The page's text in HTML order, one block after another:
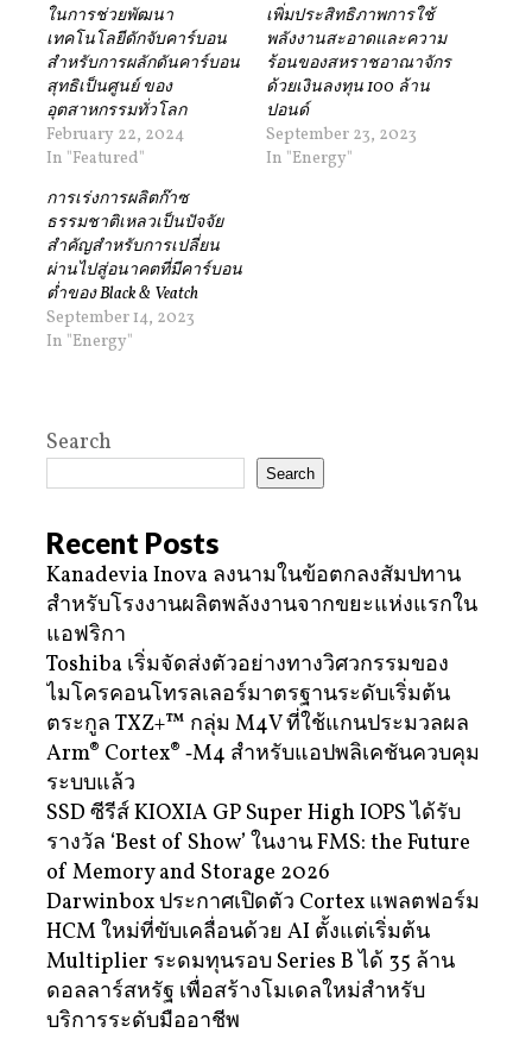
ในการช่วยพัฒนา
เทคโนโลยีดักจับคาร์บอน
สำหรับการผลักดันคาร์บอน
สุทธิเป็นศูนย์ ของ
อุตสาหกรรมทั่วโลก
February 22, 2024
In "Featured"
เพิ่มประสิทธิภาพการใช้
พลังงานสะอาดและความ
ร้อนของสหราชอาณาจักร
ด้วยเงินลงทุน 100 ล้าน
ปอนด์
September 23, 2023
In "Energy"
การเร่งการผลิตก๊าซ
ธรรมชาติเหลวเป็นปัจจัย
สำคัญสำหรับการเปลี่ยน
ผ่านไปสู่อนาคตที่มีคาร์บอน
ต่ำของ Black & Veatch
September 14, 2023
In "Energy"
Search
Search
Recent Posts
Kanadevia Inova ลงนามในข้อตกลงสัมปทาน
สำหรับโรงงานผลิตพลังงานจากขยะแห่งแรกใน
แอฟริกา
Toshiba เริ่มจัดส่งตัวอย่างทางวิศวกรรมของ
ไมโครคอนโทรลเลอร์มาตรฐานระดับเริ่มต้น
ตระกูล TXZ+™ กลุ่ม M4V ที่ใช้แกนประมวลผล
Arm® Cortex® ‑M4 สำหรับแอปพลิเคชันควบคุม
ระบบแล้ว
SSD ซีรีส์ KIOXIA GP Super High IOPS ได้รับ
รางวัล ‘Best of Show’ ในงาน FMS: the Future
of Memory and Storage 2026
Darwinbox ประกาศเปิดตัว Cortex แพลตฟอร์ม
HCM ใหม่ที่ขับเคลื่อนด้วย AI ตั้งแต่เริ่มต้น
Multiplier ระดมทุนรอบ Series B ได้ 35 ล้าน
ดอลลาร์สหรัฐ เพื่อสร้างโมเดลใหม่สำหรับ
บริการระดับมืออาชีพ